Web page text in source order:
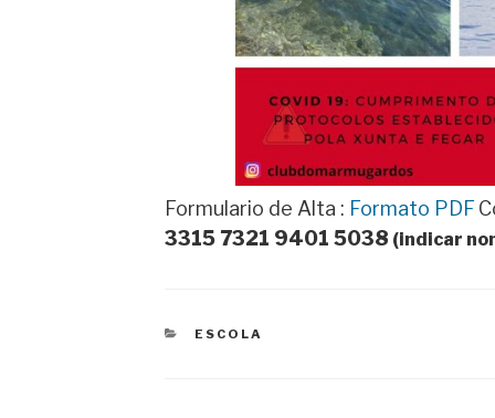
Formulario de Alta : Formato PDF
3315 7321 9401 5038 (indicar
CATEGORIES
ESCOLA